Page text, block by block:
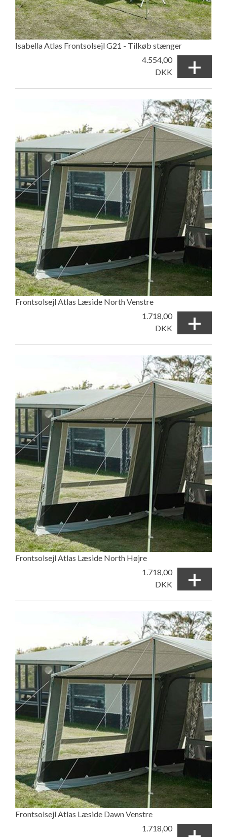
Isabella Atlas Frontsolsejl G21 - Tilkøb stænger
4.554,00
DKK
+
Frontsolsejl Atlas Læside North Venstre
1.718,00
DKK
+
Frontsolsejl Atlas Læside North Højre
1.718,00
DKK
+
Frontsolsejl Atlas Læside Dawn Venstre
1.718,00